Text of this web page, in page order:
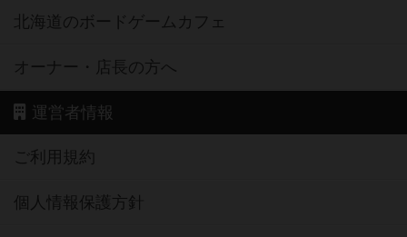
北海道のボードゲームカフェ
オーナー・店長の方へ
運営者情報
ご利用規約
個人情報保護方針